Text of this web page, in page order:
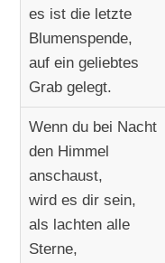
es ist die letzte
Blumenspende,
auf ein geliebtes
Grab gelegt.
Wenn du bei Nacht
den Himmel
anschaust,
wird es dir sein,
als lachten alle
Sterne,